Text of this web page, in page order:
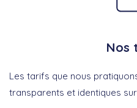
Nos
Les tarifs que nous
transparents et identiques